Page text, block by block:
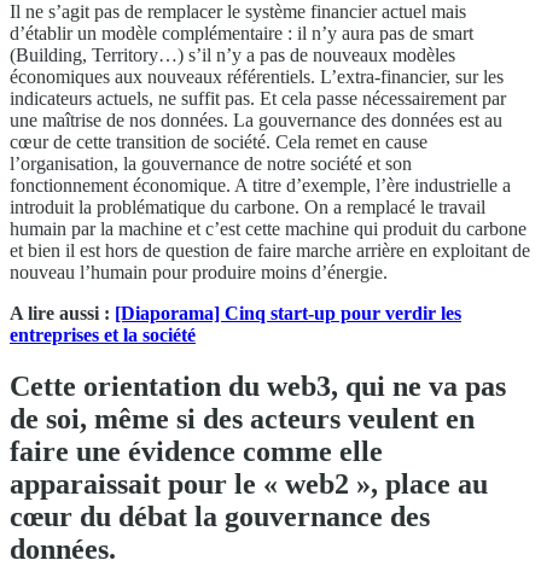
Il ne s’agit pas de remplacer le système financier actuel mais
d’établir un modèle complémentaire : il n’y aura pas de smart
(Building, Territory…) s’il n’y a pas de nouveaux modèles
économiques aux nouveaux référentiels. L’extra-financier, sur les
indicateurs actuels, ne suffit pas. Et cela passe nécessairement par
une maîtrise de nos données. La gouvernance des données est au
cœur de cette transition de société. Cela remet en cause
l’organisation, la gouvernance de notre société et son
fonctionnement économique. A titre d’exemple, l’ère industrielle a
introduit la problématique du carbone. On a remplacé le travail
humain par la machine et c’est cette machine qui produit du carbone
et bien il est hors de question de faire marche arrière en exploitant de
nouveau l’humain pour produire moins d’énergie.
A lire aussi : [Diaporama] Cinq start-up pour verdir les
entreprises et la société
Cette orientation du web3, qui ne va pas
de soi, même si des acteurs veulent en
faire une évidence comme elle
apparaissait pour le « web2 », place au
cœur du débat la gouvernance des
données.